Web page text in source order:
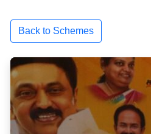
Back to Schemes